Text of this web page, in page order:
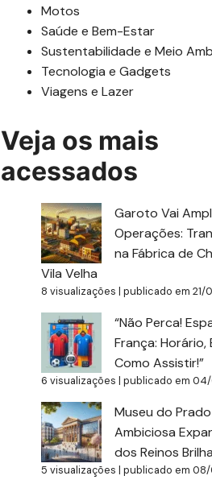
Motos
Saúde e Bem-Estar
Sustentabilidade e Meio
Tecnologia e Gadgets
Viagens e Lazer
Veja os mais
acessados
Garoto Vai
Operações:
na Fábrica de
Vila Velha
8 visualizações | publicado em 21/
“Não Perca!
França: Horário,
Como Assistir!”
6 visualizações | publicado em
Museu do Prado
Ambiciosa
dos Reinos
5 visualizações | publicado em